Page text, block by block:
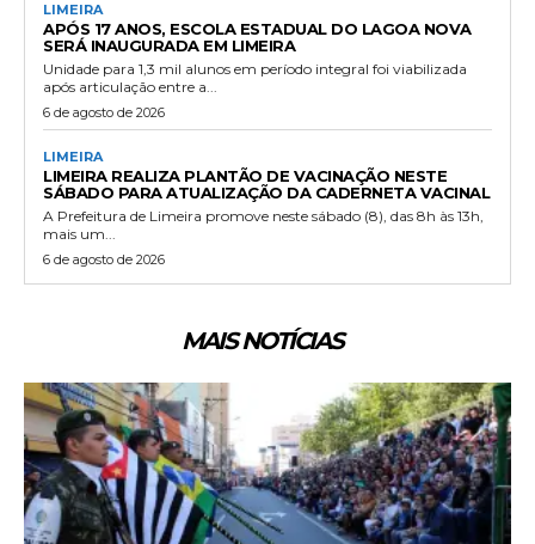
LIMEIRA
APÓS 17 ANOS, ESCOLA ESTADUAL DO LAGOA NOVA
SERÁ INAUGURADA EM LIMEIRA
Unidade para 1,3 mil alunos em período integral foi viabilizada
após articulação entre a...
6 de agosto de 2026
LIMEIRA
LIMEIRA REALIZA PLANTÃO DE VACINAÇÃO NESTE
SÁBADO PARA ATUALIZAÇÃO DA CADERNETA VACINAL
A Prefeitura de Limeira promove neste sábado (8), das 8h às 13h,
mais um...
6 de agosto de 2026
MAIS NOTÍCIAS